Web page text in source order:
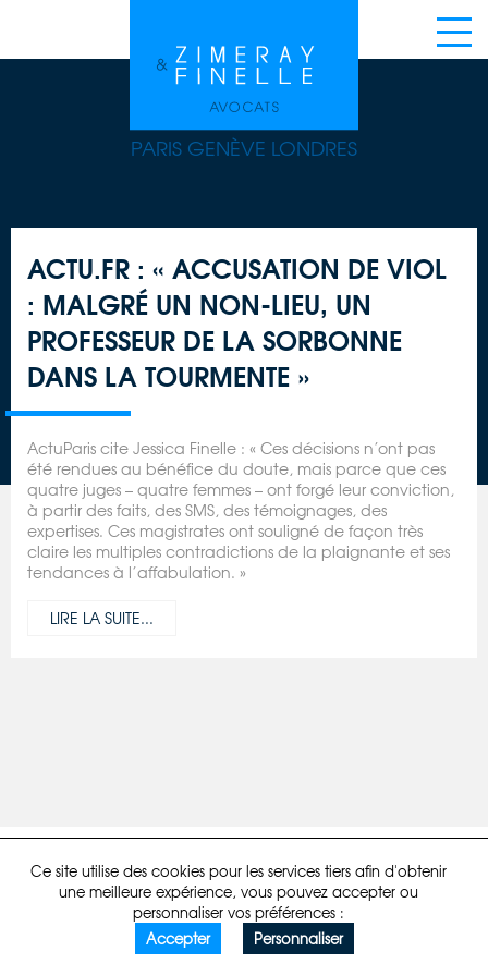
Ce site utilise des cookies pour les services tiers afin d'obtenir
une meilleure expérience, vous pouvez accepter ou
personnaliser vos préférences :
Accepter
Personnaliser
PARIS GENÈVE LONDRES
ACTU.FR : « ACCUSATION DE VIOL
: MALGRÉ UN NON-LIEU, UN
PROFESSEUR DE LA SORBONNE
DANS LA TOURMENTE »
ActuParis cite Jessica Finelle : « Ces décisions n’ont pas
été rendues au bénéfice du doute, mais parce que ces
quatre juges – quatre femmes – ont forgé leur conviction,
à partir des faits, des SMS, des témoignages, des
expertises. Ces magistrates ont souligné de façon très
claire les multiples contradictions de la plaignante et ses
tendances à l’affabulation. »
LIRE LA SUITE...